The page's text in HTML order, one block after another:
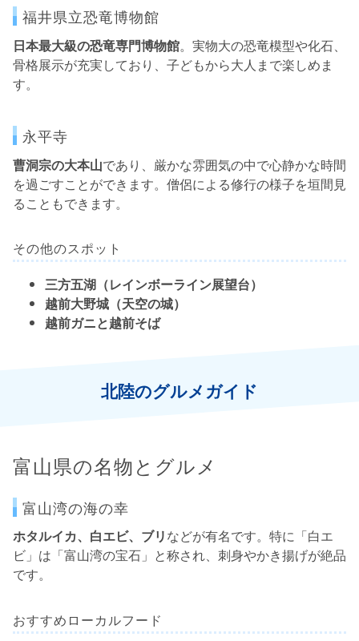
福井県立恐竜博物館
日本最大級の恐竜専門博物館。実物大の恐竜模型や化石、
骨格展示が充実しており、子どもから大人まで楽しめま
す。
永平寺
曹洞宗の大本山であり、厳かな雰囲気の中で心静かな時間
を過ごすことができます。僧侶による修行の様子を垣間見
ることもできます。
その他のスポット
三方五湖（レインボーライン展望台）
越前大野城（天空の城）
越前ガニと越前そば
北陸のグルメガイド
富山県の名物とグルメ
富山湾の海の幸
ホタルイカ、白エビ、ブリなどが有名です。特に「白エ
ビ」は「富山湾の宝石」と称され、刺身やかき揚げが絶品
です。
おすすめローカルフード